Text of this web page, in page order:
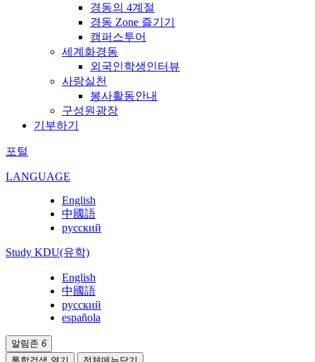
경동의 4계절
경동 Zone 즐기기
캠퍼스투어
세계화경동
외국인학생인터뷰
사랑실천
봉사활동안내
구성원광장
기부하기
포털
LANGUAGE
English
中國語
русский
Study KDU(유학)
English
中國語
русский
española
알림존 6